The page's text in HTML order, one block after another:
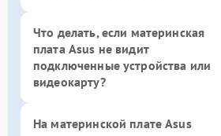
Что делать, если материнская
плата Asus не видит
подключенные устройства или
видеокарту?
На материнской плате Asus